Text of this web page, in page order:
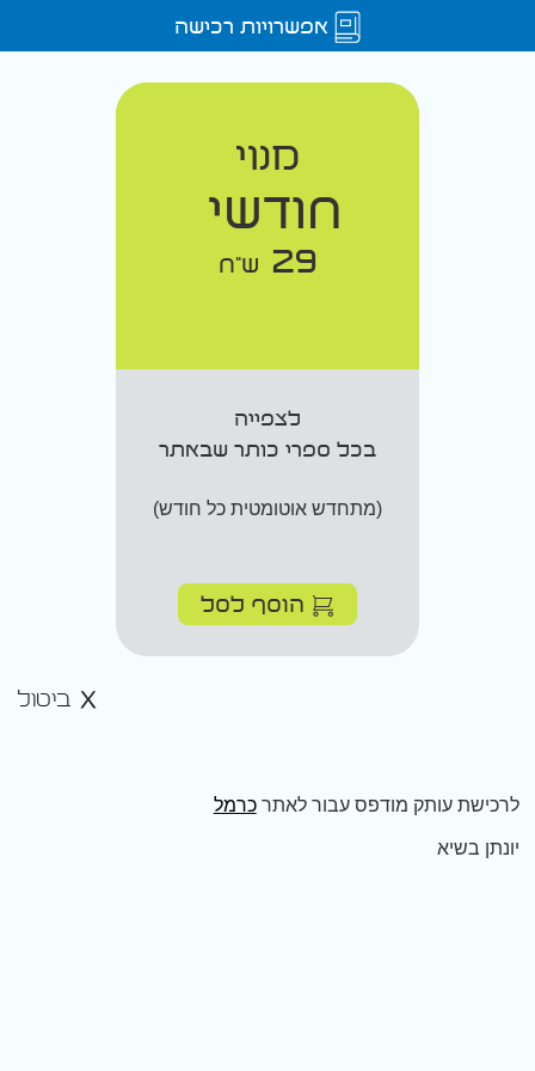
אפשרויות רכישה
מנוי
חודשי
29 ש"ח
לצפייה
בכל ספרי כותר שבאתר
(מתחדש אוטומטית כל חודש)
הוסף לסל
ביטול
לרכישת עותק מודפס עבור לאתרכרמל
יונתן בשיא